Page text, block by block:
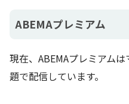
ABEMAプレミアム
現在、ABEMAプレミアム
題で配信しています。